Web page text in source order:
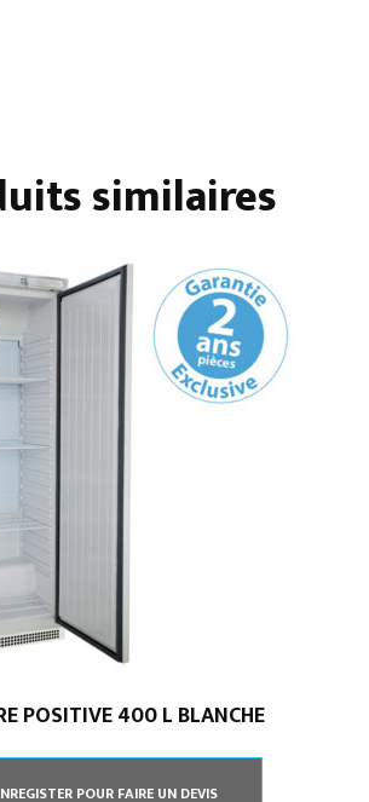
similaires
POSITIVE 400 L BLANCHE
POUR FAIRE UN DEVIS